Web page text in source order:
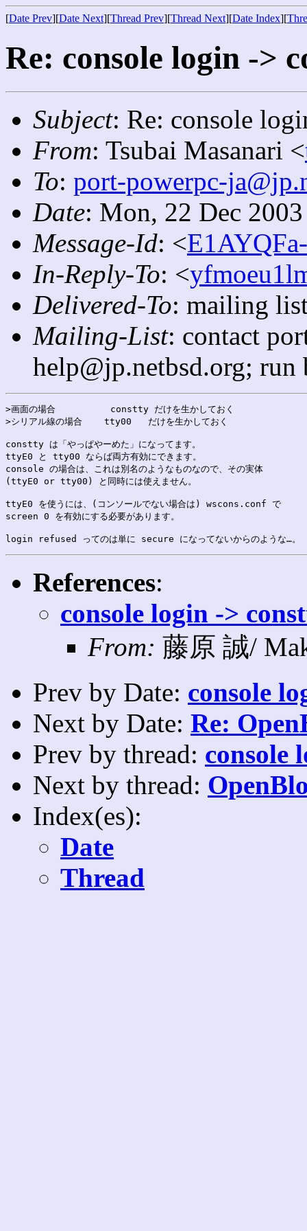
[Date Prev][Date Next][Thread Prev][Thread Next][Date Index][
Re: console login ->
Subject: Re: console
From: Tsubai Masanari <
To: port-powerpc-
Date: Mon, 22 Dec
Message-Id: <
In-Reply-To: <
Delivered-To: mailing
Mailing-List: contact
help@jp.netbsd.org;
>画面の場合          constty だけを生かしておく
>シリアル線の場合    tty00   だけを生かしておく
constty は「やっぱやーめた」になってます。
ttyE0 と tty00 ならば両方有効にできます。
console の場合は、これは別名のようなものなので、その実体
(ttyE0 or tty00) と同時には使えません。
ttyE0 を使うには、(コンソールでない場合は) wscons.conf で
screen 0 を有効にする必要があります。
References:
console login ->
From: 藤原 誠/
Prev by Date: console
Next by Date: Re:
Prev by thread: console
Next by thread:
Index(es):
Date
Thread